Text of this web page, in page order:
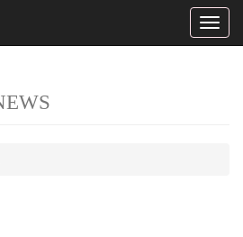
Toggle